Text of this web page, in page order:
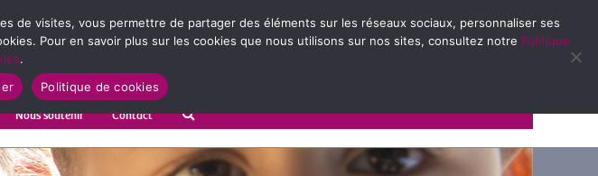
Nous soutenir Contact
de visites, vous permettre de partager des éléments sur les réseaux sociaux, personnaliser ses
Pour en savoir plus sur les cookies que nous utilisons sur nos sites, consultez notre Politique
.
Politique de cookies